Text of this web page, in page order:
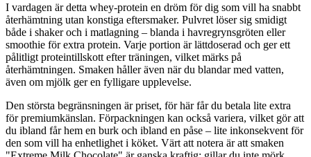
I vardagen är detta whey-protein en dröm för dig som vill ha snabbt
återhämtning utan konstiga eftersmaker. Pulvret löser sig smidigt
både i shaker och i matlagning – blanda i havregrynsgröten eller
smoothie för extra protein. Varje portion är lättdoserad och ger ett
pålitligt proteintillskott efter träningen, vilket märks på
återhämtningen. Smaken håller även när du blandar med vatten,
även om mjölk ger en fylligare upplevelse.
Den största begränsningen är priset, för här får du betala lite extra
för premiumkänslan. Förpackningen kan också variera, vilket gör att
du ibland får hem en burk och ibland en påse – lite inkonsekvent för
den som vill ha enhetlighet i köket. Värt att notera är att smaken